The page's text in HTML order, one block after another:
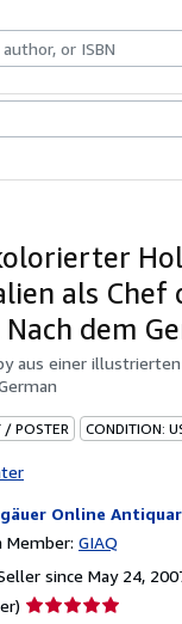
als Chef
Nach dem
aus einer
/ POSTER CONDITION:
Online
Member: GIAQ
since May 24,
Seller